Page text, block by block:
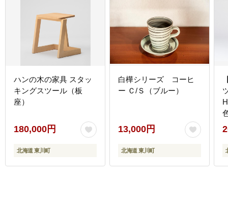
ハンの木の家具 スタッ
キングスツール（板
座）
180,000円
北海道 東川町
白樺シリーズ コーヒ
ー Ｃ/Ｓ（ブルー）
13,000円
北海道 東川町